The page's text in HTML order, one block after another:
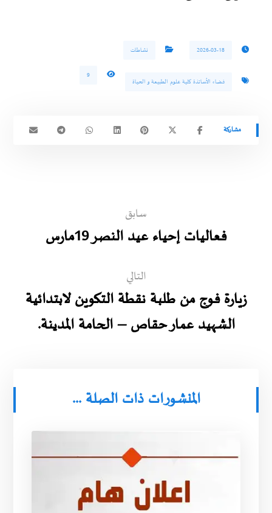
2026-03-18 نشاطات
فضاء الأساتذة كلية علوم الطبيعة و الحياة
9
سابق
فعاليات إحياء عيد النصر 19مارس
التالي
زيارة فوج من طلبة نقطة التكوين لابتدائية
الشهيد عمار حقاص – الحامة المدينة.
المنشورات ذات الصلة ...